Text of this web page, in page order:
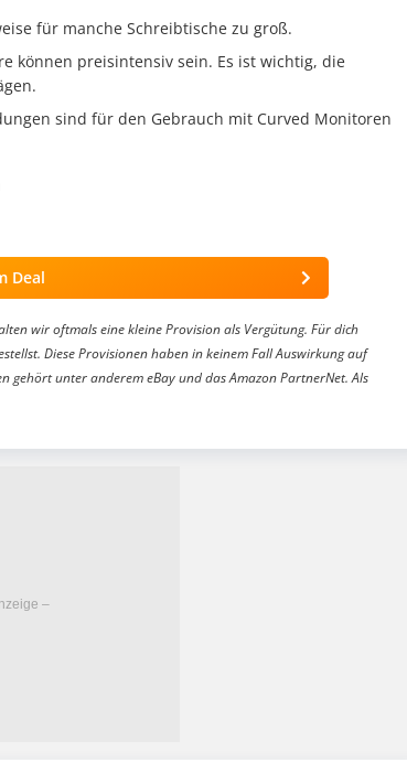
für manche Schreibtische zu groß.
können preisintensiv sein. Es ist wichtig, die
sind für den Gebrauch mit Curved Monitoren
Deal
wir oftmals eine kleine Provision als Vergütung. Für dich
Diese Provisionen haben in keinem Fall Auswirkung auf
unter anderem eBay und das Amazon PartnerNet. Als